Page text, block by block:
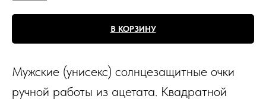
В КОРЗИНУ
Мужские (унисекс) солнцезащитные очки
ручной работы из ацетата. Квадратной